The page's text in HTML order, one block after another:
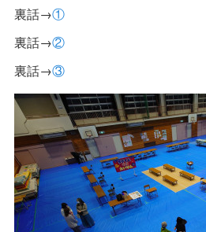
裏話→①
裏話→②
裏話→③